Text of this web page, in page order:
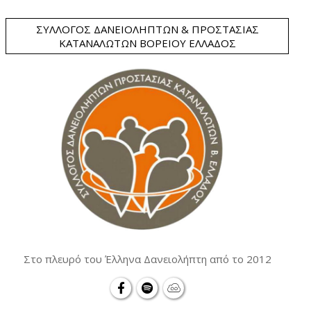
ΣΎΛΛΟΓΟΣ ΔΑΝΕΙΟΛΗΠΤΏΝ & ΠΡΟΣΤΑΣΊΑΣ
ΚΑΤΑΝΑΛΩΤΏΝ ΒΟΡΕΊΟΥ ΕΛΛΆΔΟΣ
Στο πλευρό του Έλληνα Δανειολήπτη από το 2012